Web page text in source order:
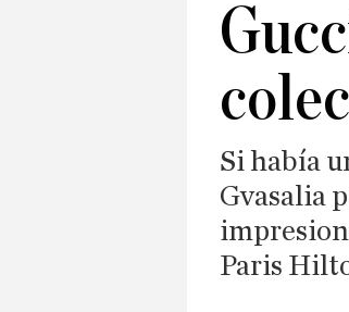
Si había
Gvasalia
Paris